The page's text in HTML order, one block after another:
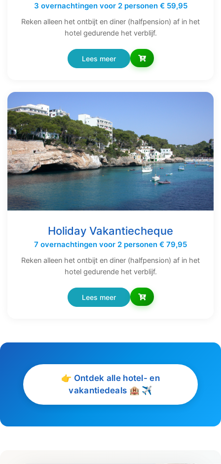
3 overnachtingen voor 2 personen € 59,95
Reken alleen het ontbijt en diner (halfpension) af in het
hotel gedurende het verblijf.
Lees meer
Holiday Vakantiecheque
7 overnachtingen voor 2 personen € 79,95
Reken alleen het ontbijt en diner (halfpension) af in het
hotel gedurende het verblijf.
Lees meer
👉 Ontdek alle hotel- en
vakantiedeals 🏨 ✈️